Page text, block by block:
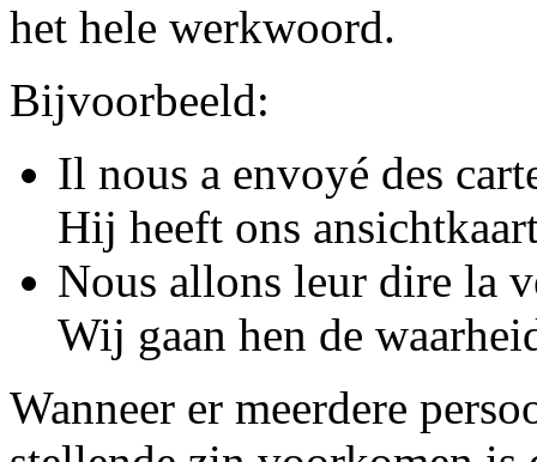
het hele werkwoord.
Bijvoorbeeld:
Il nous a envoyé des
Hij heeft ons
Nous allons leur dire la
Wij gaan hen de
Wanneer er meerdere